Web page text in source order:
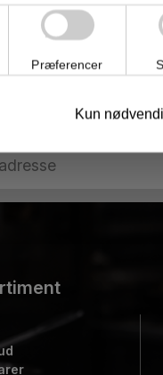
Yderligere
Præferencer
Kun